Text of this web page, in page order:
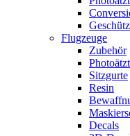
Flugzeuge
Zubehör
Sitzgurte
Resin
Decals